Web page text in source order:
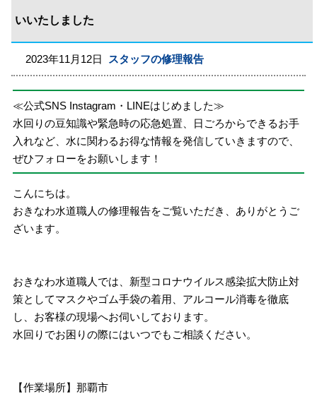
いいたしました
2023年11月12日 スタッフの修理報告
≪公式SNS Instagram・LINEはじめました≫
水回りの豆知識や緊急時の応急処置、日ごろからできるお手
入れなど、水に関わるお得な情報を発信していきますので、
ぜひフォローをお願いします！
こんにちは。
おきなわ水道職人の修理報告をご覧いただき、ありがとうご
ざいます。
おきなわ水道職人では、新型コロナウイルス感染拡大防止対
策としてマスクやゴム手袋の着用、アルコール消毒を徹底
し、お客様の現場へお伺いしております。
水回りでお困りの際にはいつでもご相談ください。
【作業場所】那覇市